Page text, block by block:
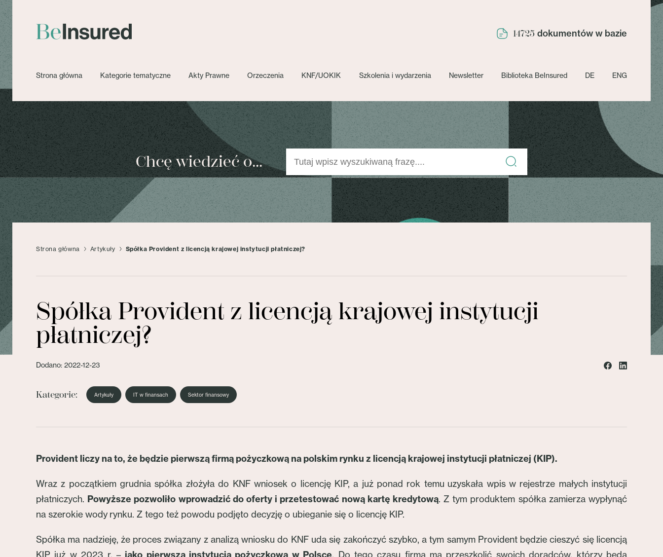
14725 dokumentów w bazie
Strona główna Kategorie tematyczne Akty Prawne Orzeczenia KNF/UOKIK Szkolenia i wydarzenia Newsletter Biblioteka BeInsured DE ENG
Chcę wiedzieć o...
Strona główna Artykuły Spółka Provident z licencją krajowej instytucji płatniczej?
Spółka Provident z licencją krajowej instytucji
płatniczej?
Dodano: 2022-12-23
Kategorie: Artykuły IT w finansach Sektor finansowy
Provident liczy na to, że będzie pierwszą firmą pożyczkową na polskim rynku z licencją krajowej instytucji płatniczej (KIP).
Wraz z początkiem grudnia spółka złożyła do KNF wniosek o licencję KIP, a już ponad rok temu uzyskała wpis w rejestrze małych instytucji
płatniczych. Powyższe pozwoliło wprowadzić do oferty i przetestować nową kartę kredytową. Z tym produktem spółka zamierza wypłynąć
na szerokie wody rynku. Z tego też powodu podjęto decyzję o ubieganie się o licencję KIP.
Spółka ma nadzieję, że proces związany z analizą wniosku do KNF uda się zakończyć szybko, a tym samym Provident będzie cieszyć się licencją
KIP już w 2023 r. –
. Do tego czasu firma ma przeszkolić swoich doradców, którzy będą